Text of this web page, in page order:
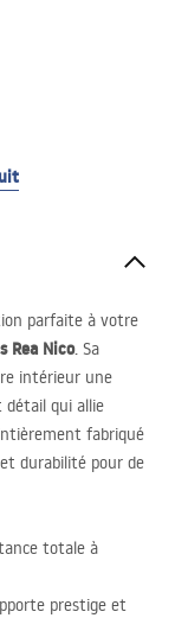
parfaite à votre
Rea Nico. Sa
intérieur une
détail qui allie
fabriqué
durabilité pour de
totale à
prestige et